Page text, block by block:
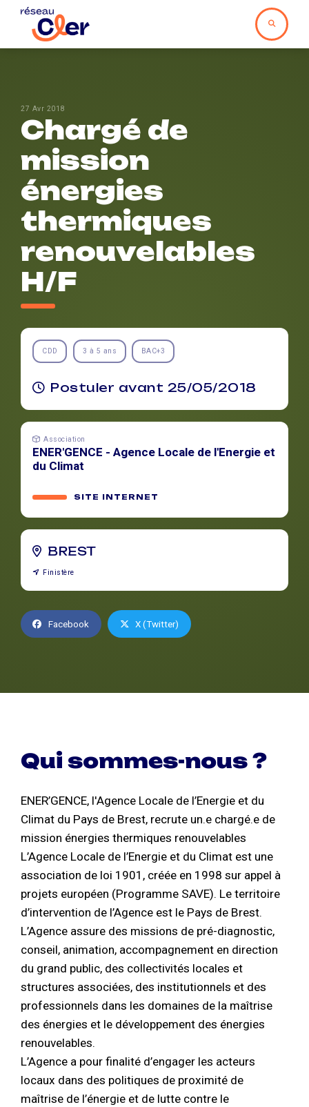
27 Avr 2018
Chargé de
mission
énergies
thermiques
renouvelables
H/F
CDD 3 à 5 ans BAC+3
Postuler avant 25/05/2018
Association
ENER'GENCE - Agence Locale de l'Energie et
du Climat
SITE INTERNET
BREST
Finistère
Facebook X (Twitter)
Qui sommes-nous ?
ENER’GENCE, l'Agence Locale de l’Energie et du
Climat du Pays de Brest, recrute un.e chargé.e de
mission énergies thermiques renouvelables
L’Agence Locale de l’Energie et du Climat est une
association de loi 1901, créée en 1998 sur appel à
projets européen (Programme SAVE). Le territoire
d’intervention de l’Agence est le Pays de Brest.
L’Agence assure des missions de pré-diagnostic,
conseil, animation, accompagnement en direction
du grand public, des collectivités locales et
structures associées, des institutionnels et des
professionnels dans les domaines de la maîtrise
des énergies et le développement des énergies
renouvelables.
L’Agence a pour finalité d’engager les acteurs
locaux dans des politiques de proximité de
maîtrise de l’énergie et de lutte contre le